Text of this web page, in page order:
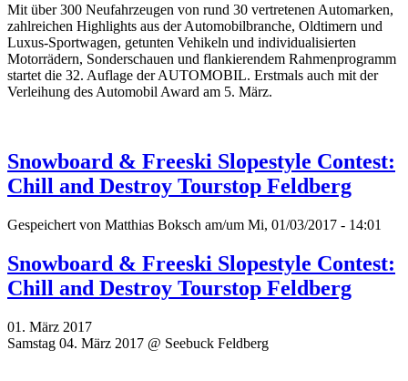
Mit über 300 Neufahrzeugen von rund 30 vertretenen Automarken,
zahlreichen Highlights aus der Automobilbranche, Oldtimern und
Luxus-Sportwagen, getunten Vehikeln und individualisierten
Motorrädern, Sonderschauen und flankierendem Rahmenprogramm
startet die 32. Auflage der AUTOMOBIL. Erstmals auch mit der
Verleihung des Automobil Award am 5. März.
Snowboard & Freeski Slopestyle Contest:
Chill and Destroy Tourstop Feldberg
Gespeichert von Matthias Boksch am/um Mi, 01/03/2017 - 14:01
Snowboard & Freeski Slopestyle Contest:
Chill and Destroy Tourstop Feldberg
01. März 2017
Samstag 04. März 2017 @ Seebuck Feldberg